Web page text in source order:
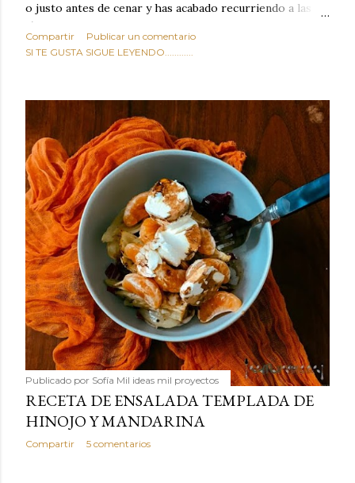
o justo antes de cenar y has acabado recurriendo a las
típicas patatas de bolsa, frutos secos fritos o snacks
ultraprocesados llenos de grasas saturadas y sodio?
sabroso, con ese toque tostado y crujiente que tanto nos
satisface. Estas alubias crujientes al horno van a cambiar
por completo tu forma de ver las legumbres. Olvídate de
asociar las alubias únicamente a los guisos tradicionales y
copiosos de invierno. Con esta receta simple pero
revolucionaria, transformaremos un ingrediente tan
humilde como la alubia de La Bañeza en un snack ligero,
dorado, cargado de proteína y 100% natural. Es el
sustituto perfecto a los frutos se...
Compartir
Publicar un comentario
SI TE GUSTA SIGUE LEYENDO............
Publicado por Sofía Mil ideas mil proyectos
RECETA DE ENSALADA TEMPLADA DE
HINOJO Y MANDARINA
Compartir 5 comentarios